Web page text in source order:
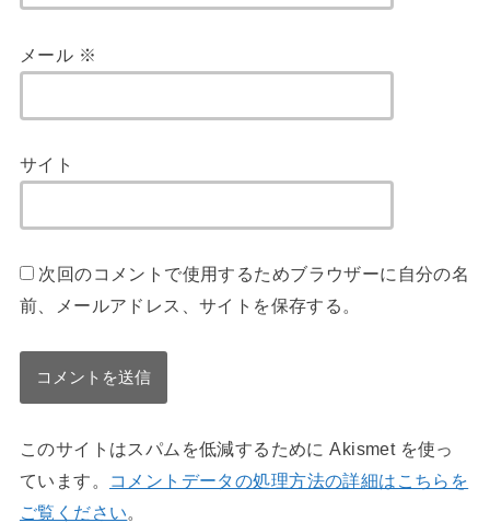
メール ※
サイト
次回のコメントで使用するためブラウザーに自分の名
前、メールアドレス、サイトを保存する。
このサイトはスパムを低減するために Akismet を使っ
ています。
コメントデータの処理方法の詳細はこちらを
ご覧ください。